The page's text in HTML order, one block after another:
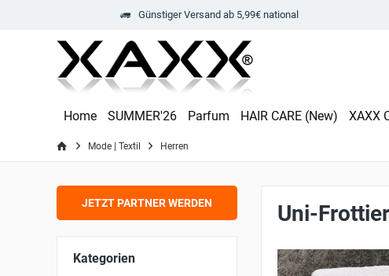
Günstiger Versand ab 5,99€ national
Home SUMMER'26 Parfum HAIR CARE (New) XAXX
Mode | Textil Herren
JETZT PARTNER WERDEN
Kategorien
Uni-